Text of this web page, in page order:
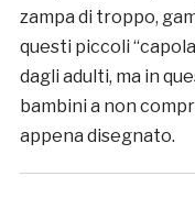
zampa di troppo,
questi piccoli
dagli adulti, ma in
bambini a non
appena disegnato.